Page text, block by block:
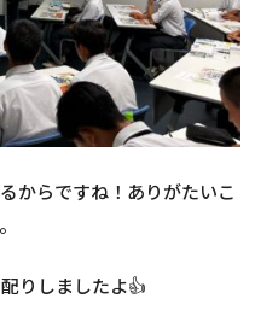
からですね！ありがたいこ
りしましたよ👍